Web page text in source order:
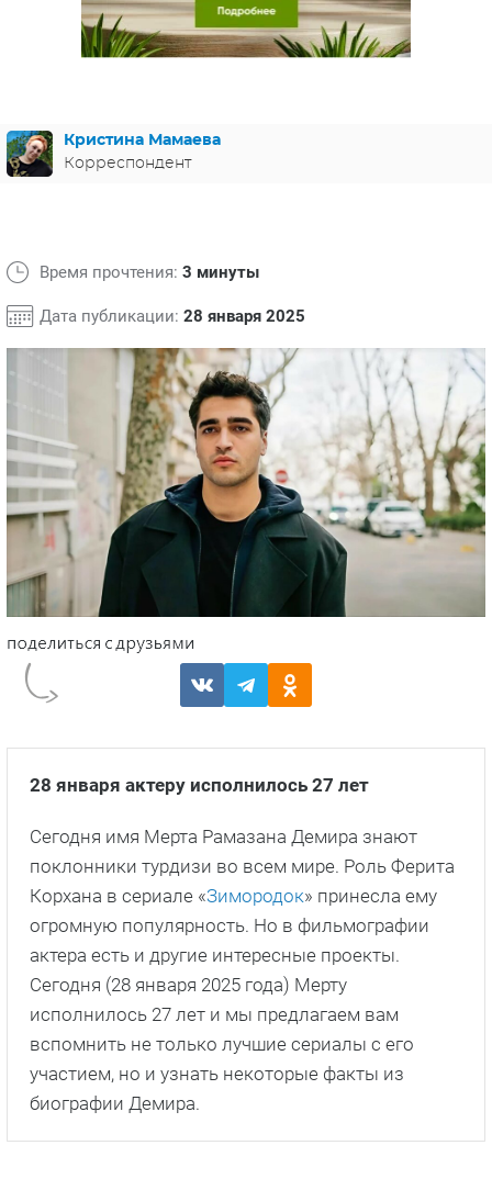
Кристина Мамаева
Корреспондент
Время прочтения: 3 минуты
Дата публикации: 28 января 2025
28 января актеру исполнилось 27 лет
Сегодня имя Мерта Рамазана Демира знают
поклонники турдизи во всем мире. Роль Ферита
Корхана в сериале «Зимородок» принесла ему
огромную популярность. Но в фильмографии
актера есть и другие интересные проекты.
Сегодня (28 января 2025 года) Мерту
исполнилось 27 лет и мы предлагаем вам
вспомнить не только лучшие сериалы с его
участием, но и узнать некоторые факты из
биографии Демира.